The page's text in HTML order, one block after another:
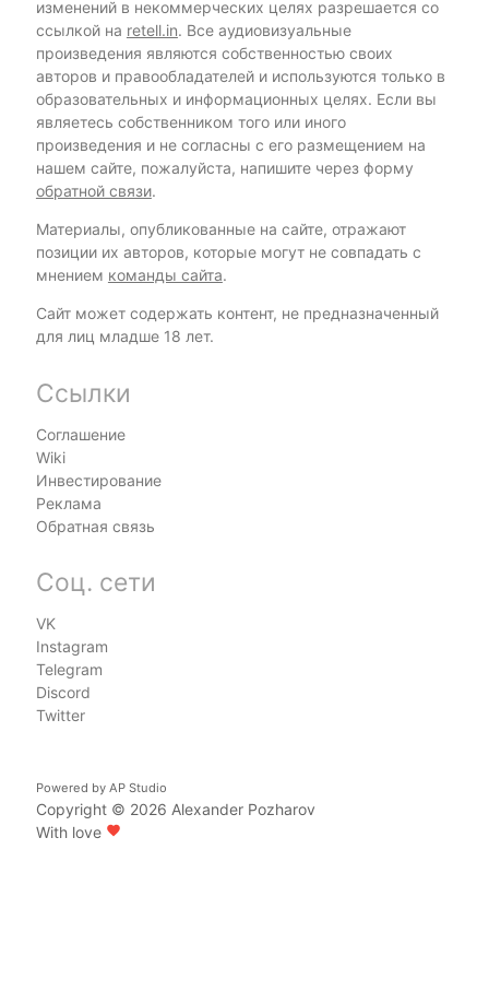
изменений в некоммерческих целях разрешается со
ссылкой на retell.in. Все аудиовизуальные
произведения являются собственностью своих
авторов и правообладателей и используются только в
образовательных и информационных целях. Если вы
являетесь собственником того или иного
произведения и не согласны с его размещением на
нашем сайте, пожалуйста, напишите через форму
обратной связи.
Материалы, опубликованные на сайте, отражают
позиции их авторов, которые могут не совпадать с
мнением команды сайта.
Сайт может содержать контент, не предназначенный
для лиц младше 18 лет.
Ссылки
Соглашение
Wiki
Инвестирование
Реклама
Обратная связь
Соц. сети
VK
Instagram
Telegram
Discord
Twitter
Powered by AP Studio
Copyright © 2026 Alexander Pozharov
With love favorite